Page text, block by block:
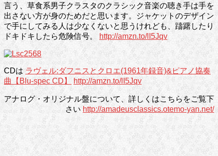
言う、草食系男子クラスタのクラシック音楽の聴き手は手を
出さない方が身のためだと思います。ジャケットのデザイン
で手にしてみる人は少なくないと思うけれども、躊躇したり
ドキドキしたら危険信号。
http://amzn.to/lI5Jqv
CDは ラヴェル:ダフニスとクロエ(1961年録音)&ピアノ協奏
曲【Blu-spec CD】
http://amzn.to/lI5Jqv
アナログ・オリジナル盤について、詳しくはこちらをご覧下
さい http://amadeusclassics.otemo-yan.net/